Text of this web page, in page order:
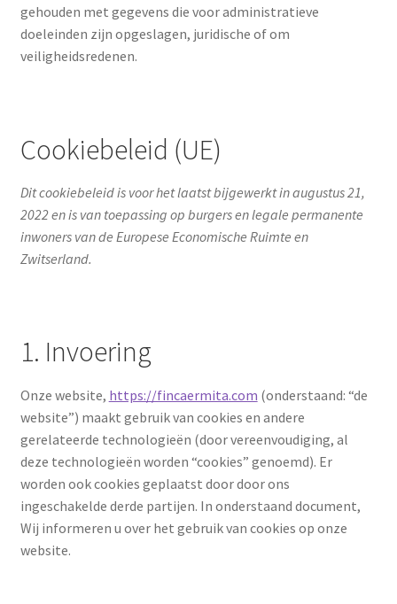
gehouden met gegevens die voor administratieve
doeleinden zijn opgeslagen, juridische of om
veiligheidsredenen.
Cookiebeleid (UE)
Dit cookiebeleid is voor het laatst bijgewerkt in augustus 21,
2022 en is van toepassing op burgers en legale permanente
inwoners van de Europese Economische Ruimte en
Zwitserland.
1. Invoering
Onze website, https://fincaermita.com (onderstaand: “de
website”) maakt gebruik van cookies en andere
gerelateerde technologieën (door vereenvoudiging, al
deze technologieën worden “cookies” genoemd). Er
worden ook cookies geplaatst door door ons
ingeschakelde derde partijen. In onderstaand document,
Wij informeren u over het gebruik van cookies op onze
website.